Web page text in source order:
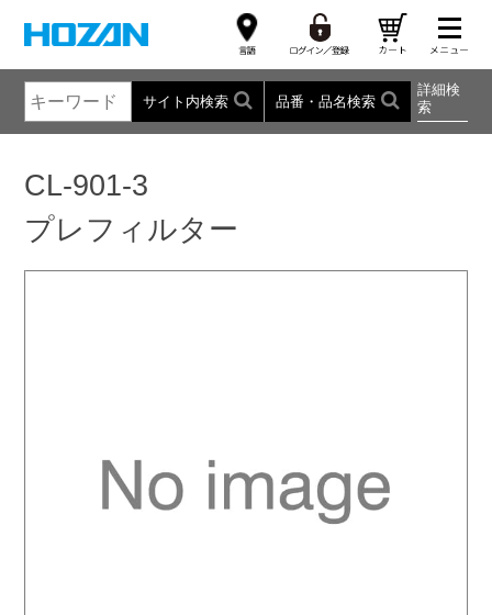
サイト内検索 品番・品名検索
詳細検
索
CL-901-3
プレフィルター